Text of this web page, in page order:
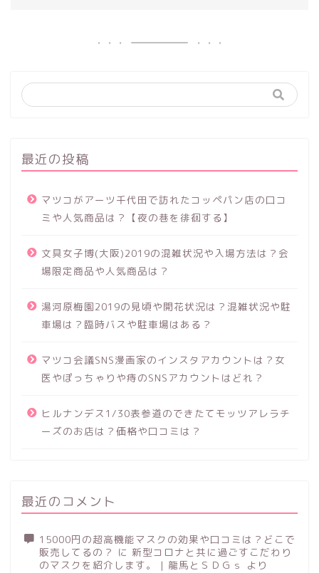
最近の投稿
マツコがアーツ千代田で訪れたコッペパン店の口コ
ミや人気商品は？【夜の巷を徘徊する】
文具女子博(大阪)2019の混雑状況や入場方法は？会
場限定商品や人気商品は？
湯河原梅園2019の見頃や開花状況は？混雑状況や駐
車場は？臨時バスや駐車場はある？
マツコ会議SNS漫画家のインスタアカウントは？女
医やぽっちゃりや痔のSNSアカウントはどれ？
ヒルナンデス1/30表参道のできたてモッツアレラチ
ーズのお店は？価格や口コミは？
最近のコメント
15000円の超高機能マスクの効果や口コミは？どこで
販売してるの？ に 新型コロナと共に過ごすこだわり
のマスクを紹介します。 | 龍馬とＳＤＧｓ
より